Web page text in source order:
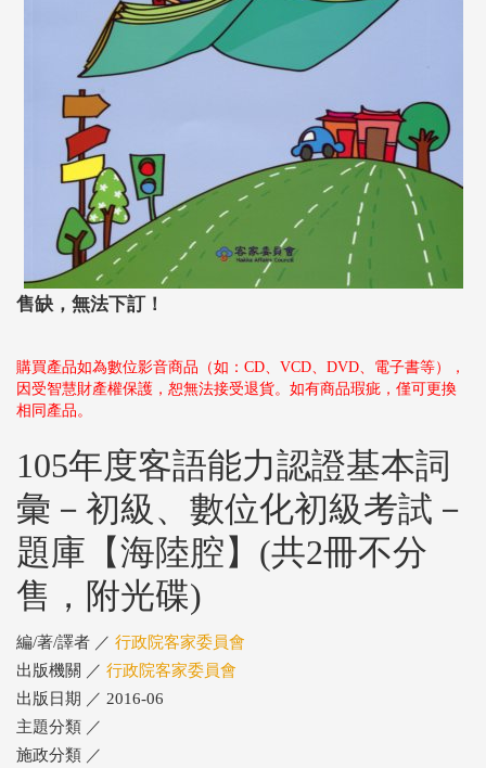
售缺，無法下訂！
購買產品如為數位影音商品（如：CD、VCD、DVD、電子書等），
因受智慧財產權保護，恕無法接受退貨。如有商品瑕疵，僅可更換
相同產品。
105年度客語能力認證基本詞
彙－初級、數位化初級考試－
題庫【海陸腔】(共2冊不分
售，附光碟)
編/著/譯者 ／ 行政院客家委員會
出版機關 ／ 行政院客家委員會
出版日期 ／ 2016-06
主題分類 ／
施政分類 ／